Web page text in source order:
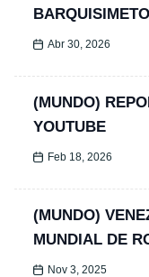
BARQUISIMETO
Abr 30, 2026
(MUNDO)
YOUTUBE
Feb 18, 2026
(MUNDO)
MUNDIAL DE
Nov 3, 2025